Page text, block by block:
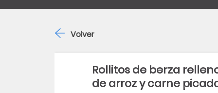
Rollitos de berza
de arroz y carne
Volver